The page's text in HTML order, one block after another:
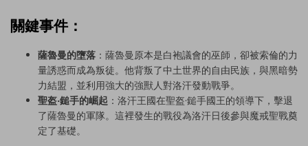
關鍵事件：
薩魯曼的墮落 ：薩魯曼原本是白袍議會的巫師，卻被索倫的力
量誘惑而成為叛徒。他背叛了中土世界的自由民族，與黑暗勢
力結盟，並利用強大的強獸人對洛汗發動戰爭。
聖盔·鎚手的崛起 ：洛汗王國在聖盔·鎚手國王的領導下，擊退
了薩魯曼的軍隊。這裡發生的戰役為洛汗日後參與魔戒聖戰奠
定了基礎。